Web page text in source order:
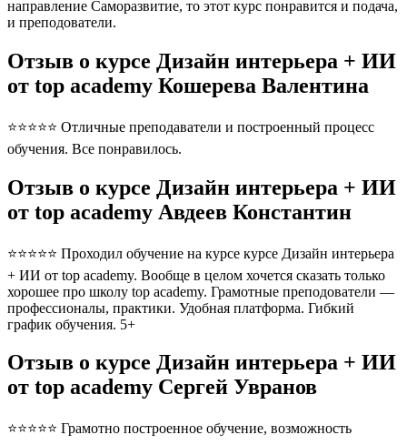
направление Саморазвитие, то этот курс понравится и подача,
и преподователи.
Отзыв о курсе Дизайн интерьера + ИИ
от top academy Кошерева Валентина
⭐⭐⭐⭐⭐ Отличные преподаватели и построенный процесс
обучения. Все понравилось.
Отзыв о курсе Дизайн интерьера + ИИ
от top academy Авдеев Константин
⭐⭐⭐⭐⭐ Проходил обучение на курсе курсе Дизайн интерьера
+ ИИ от top academy. Вообще в целом хочется сказать только
хорошее про школу top academy. Грамотные преподователи —
профессионалы, практики. Удобная платформа. Гибкий
график обучения. 5+
Отзыв о курсе Дизайн интерьера + ИИ
от top academy Сергей Увранов
⭐⭐⭐⭐⭐ Грамотно построенное обучение, возможность